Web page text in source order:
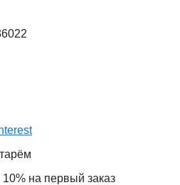
на первый заказ